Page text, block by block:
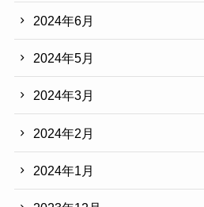
2024年6月
2024年5月
2024年3月
2024年2月
2024年1月